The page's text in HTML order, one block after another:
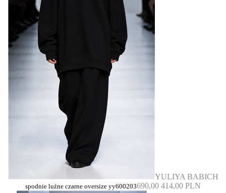
YULIYA BABICH
spodnie luźne czarne oversize yy600203690,00 414,00 PLN